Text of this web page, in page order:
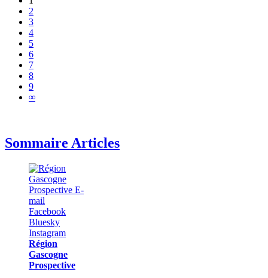
2
3
4
5
6
7
8
9
∞
Sommaire Articles
Région
Gascogne
Prospective